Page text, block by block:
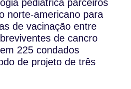
pediátrica parceiros
norte-americano para
de vacinação entre
de cancro
225 condados
de projeto de três